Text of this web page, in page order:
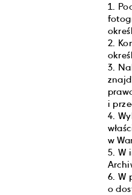
1.
2.
3.
i
4.
w
5. W
6. W
o